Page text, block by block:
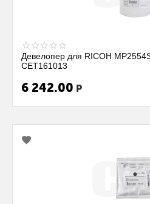
Девелопер для RICOH
CET161013
6 242.00 Р